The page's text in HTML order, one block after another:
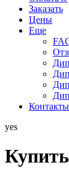
Заказать
Цены
Еще
Контакты
yes